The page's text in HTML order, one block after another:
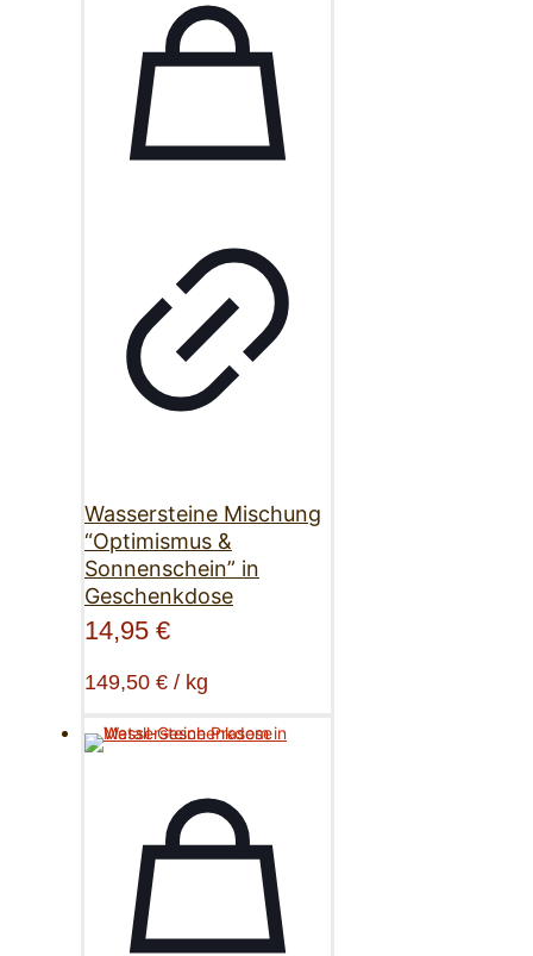
Wassersteine Mischung
“Optimismus &
Sonnenschein” in
Geschenkdose
14,95 €
149,50 € / kg